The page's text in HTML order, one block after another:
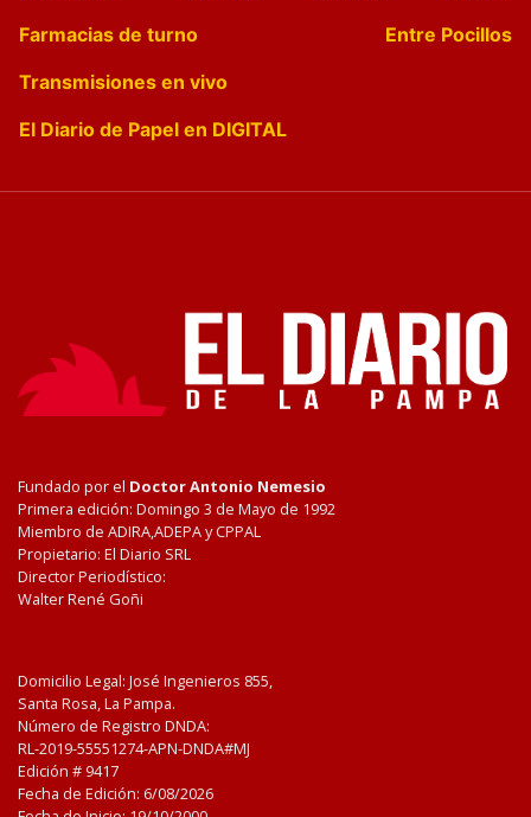
Farmacias de turno
Entre Pocillos
Transmisiones en vivo
El Diario de Papel en DIGITAL
Fundado por el Doctor Antonio Nemesio
Primera edición: Domingo 3 de Mayo de 1992
Miembro de ADIRA,ADEPA y CPPAL
Propietario: El Diario SRL
Director Periodístico:
Walter René Goñi
Domicilio Legal: José Ingenieros 855,
Santa Rosa, La Pampa.
Número de Registro DNDA:
RL-2019-55551274-APN-DNDA#MJ
Edición # 9417
Fecha de Edición: 6/08/2026